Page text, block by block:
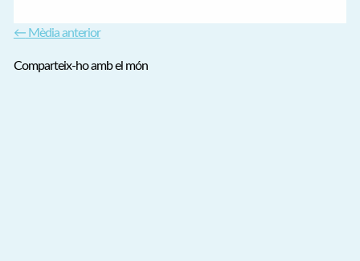
←Mèdia anterior
Comparteix-ho amb el món